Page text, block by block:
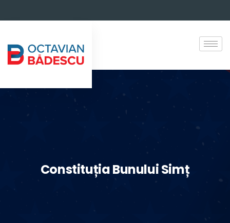
Constituția Bunului Simț